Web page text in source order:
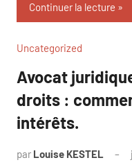
Continuer la lecture
Uncategorized
Avocat
droits :
intérêts.
par Louise KESTEL